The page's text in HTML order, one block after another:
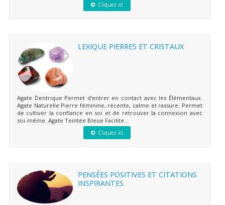
Cliquez ici
LEXIQUE PIERRES ET CRISTAUX
Agate Dentrique Permet d'entrer en contact avec les Élémentaux.
Agate Naturelle Pierre féminine, récente, calme et rassure. Permet
de cultiver la confiance en soi et de retrouver la connexion avec
soi-même. Agate Teintée Bleue Facilite...
Cliquez ici
PENSÉES POSITIVES ET CITATIONS
INSPIRANTES